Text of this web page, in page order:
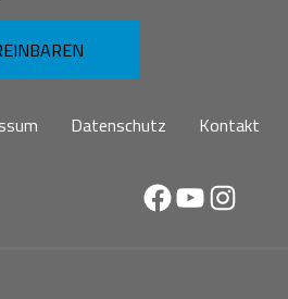
Datenschutz Kontakt
Facebook
YouTube